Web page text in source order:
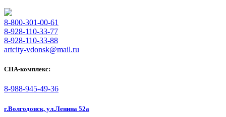
8-800-301-00-61
8-928-110-33-77
8-928-110-33-88
artcity-vdonsk@mail.ru
СПА-комплекс:
8-988-945-49-36
г.Волгодонск, ул.Ленина 52а